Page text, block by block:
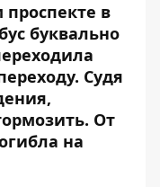
в
буквально
Судя
От
на